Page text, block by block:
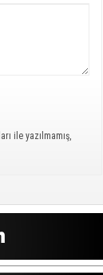
ile yazılmamış,